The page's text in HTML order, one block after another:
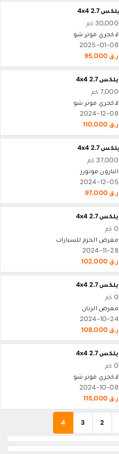
30,000 كم
لاكجري موتر شو
2025-01-08
ر.ق 95,000
7,000 كم
لاكجري موتر شو
2024-12-08
ر.ق 110,000
37,000 كم
البارون موتورز
2024-12-05
ر.ق 97,000
0 كم
معرض الحزم للسيارات
2024-11-28
ر.ق 102,000
0 كم
معرض الربان
2024-10-24
ر.ق 108,000
0 كم
لاكجري موتر شو
2024-10-08
ر.ق 115,000
2
3
4